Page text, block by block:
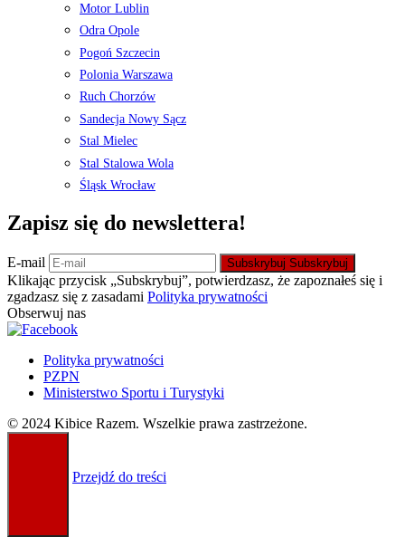
Motor Lublin
Odra Opole
Pogoń Szczecin
Polonia Warszawa
Ruch Chorzów
Sandecja Nowy Sącz
Stal Mielec
Stal Stalowa Wola
Śląsk Wrocław
Zapisz się do newslettera!
E-mail Subskrybuj Subskrybuj
Klikając przycisk „Subskrybuj”, potwierdzasz, że zapoznałeś się i
zgadzasz się z zasadami Polityka prywatności
Obserwuj nas
Polityka prywatności
PZPN
Ministerstwo Sportu i Turystyki
© 2024 Kibice Razem. Wszelkie prawa zastrzeżone.
Przejdź do treści